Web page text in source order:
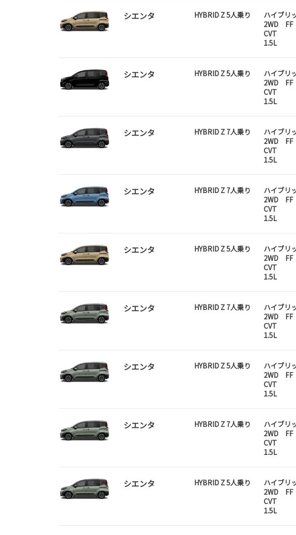
シエンタ HYBRID Z 5人乗り
ハイブリ
2WD FF
CVT
1.5L
シエンタ HYBRID Z 5人乗り
ハイブリ
2WD FF
CVT
1.5L
シエンタ HYBRID Z 7人乗り
ハイブリ
2WD FF
CVT
1.5L
シエンタ HYBRID Z 7人乗り
ハイブリ
2WD FF
CVT
1.5L
シエンタ HYBRID Z 5人乗り
ハイブリ
2WD FF
CVT
1.5L
シエンタ HYBRID Z 7人乗り
ハイブリ
2WD FF
CVT
1.5L
シエンタ HYBRID Z 5人乗り
ハイブリ
2WD FF
CVT
1.5L
シエンタ HYBRID Z 7人乗り
ハイブリ
2WD FF
CVT
1.5L
シエンタ HYBRID Z 5人乗り
ハイブリ
2WD FF
CVT
1.5L